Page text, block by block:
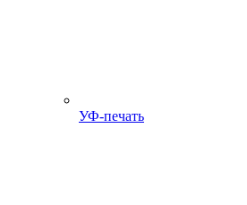
УФ-печать